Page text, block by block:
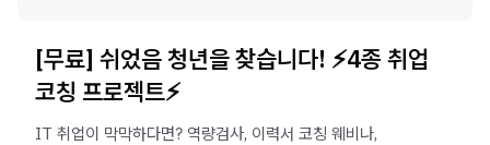
[무료] 쉬었음 청년을 찾습니다! ⚡️4종 취업
코칭 프로젝트⚡️
IT 취업이 막막하다면? 역량검사, 이력서 코칭 웨비나,